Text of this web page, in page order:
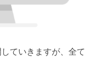
ていきますが、全て